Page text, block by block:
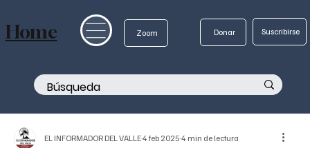
Zoom Donar Suscribirse
Home
EL INFORMADOR DEL VALLE4 feb 2025 4 min de lectura